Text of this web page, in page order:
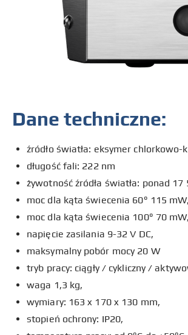
Dane techniczne:
źródło światła: eksymer
długość fali: 222 nm
żywotność źródła światła: ponad 17
moc dla kąta świecenia 60° 115 mW,
moc dla kąta świecenia 100° 70 mW,
napięcie zasilania 9-32 V DC,
maksymalny pobór mocy 20 W
tryb pracy: ciągły / cykliczny /
waga 1,3 kg,
wymiary: 163 x 170 x 130 mm,
stopień ochrony: IP20,